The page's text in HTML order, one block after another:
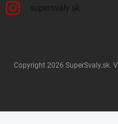
supersvaly.sk
Copyright 2026 SuperSvaly.sk.